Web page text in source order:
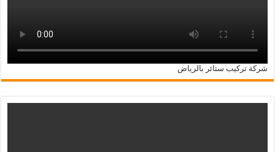
شركة تركيب ستائر بالرياض